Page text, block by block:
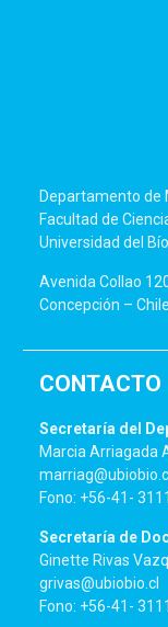
Departamento de
Facultad de
Universidad del
Avenida Collao
Concepción – Chile.
CONTACTO
Secretaría del
Marcia Arriagada
marriag@ubiobio.cl
Fono: +56-41-
Secretaría de
Ginette Rivas
grivas@ubiobio.cl
Fono: +56-41-